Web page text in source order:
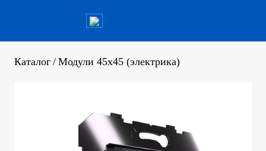
Каталог / Модули 45х45 (электрика)